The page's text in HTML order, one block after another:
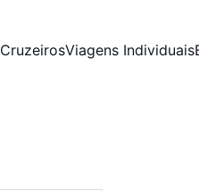
CruzeirosViagens Individuais